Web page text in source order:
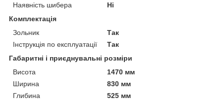
Наявність шибера
Ні
Комплектація
Зольник
Так
Інструкція по експлуатації
Так
Габаритні і приєднувальні розміри
Висота
1470 мм
Ширина
830 мм
Глибина
525 мм